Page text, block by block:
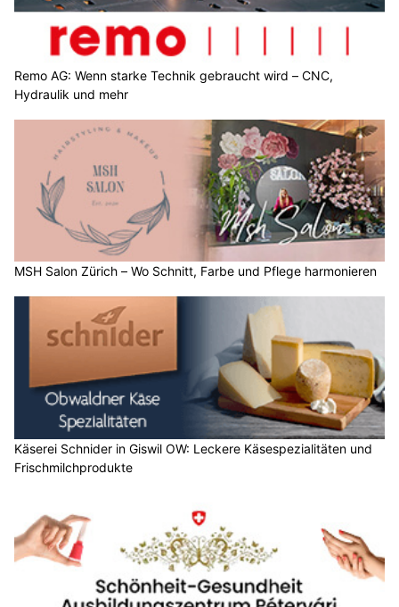
Remo AG: Wenn starke Technik gebraucht wird – CNC,
Hydraulik und mehr
MSH Salon Zürich – Wo Schnitt, Farbe und Pflege harmonieren
Käserei Schnider in Giswil OW: Leckere Käsespezialitäten und
Frischmilchprodukte